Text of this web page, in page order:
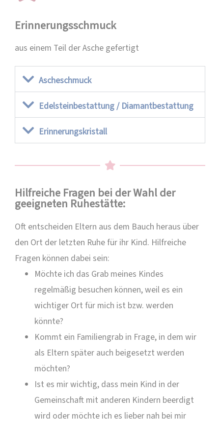
Erinnerungsschmuck
aus einem Teil der Asche gefertigt
Ascheschmuck
Edelsteinbestattung / Diamantbestattung
Erinnerungskristall
Hilfreiche Fragen bei der Wahl der
geeigneten Ruhestätte:
Oft entscheiden Eltern aus dem Bauch heraus über
den Ort der letzten Ruhe für ihr Kind. Hilfreiche
Fragen können dabei sein:
Möchte ich das Grab meines Kindes
regelmäßig besuchen können, weil es ein
wichtiger Ort für mich ist bzw. werden
könnte?
Kommt ein Familiengrab in Frage, in dem wir
als Eltern später auch beigesetzt werden
möchten?
Ist es mir wichtig, dass mein Kind in der
Gemeinschaft mit anderen Kindern beerdigt
wird oder möchte ich es lieber nah bei mir